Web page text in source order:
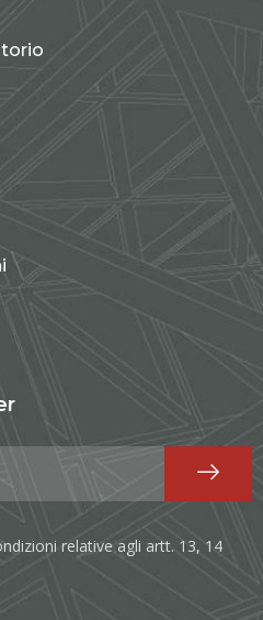
relative agli artt. 13, 14